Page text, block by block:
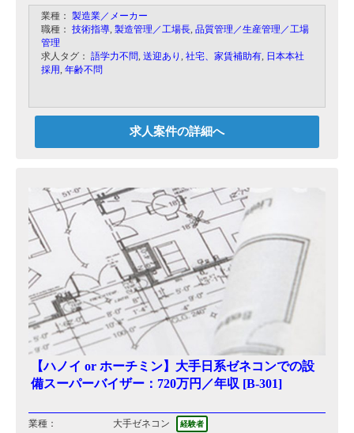
世界的に有名カジュアル服を製造しております。
納品先からは品質チェックのために頻繁に視察に
訪れるため、日本人の目線で同社の基準に合わせ
1工場あたり800人、現場管理者への指示出し、生
業種： 製造業／メーカー
職種： 技術指導, 製造管理／工場長, 品質管理／生産管理／工場
管理
求人タグ： 語学力不問, 送迎あり , 社宅、家賃補助有, 日本本社
採用, 年齢不問
求人案件の詳細へ
【ハノイ or ホーチミン】大手日系ゼネコンでの設
備スーパーバイザー：720万円／年収 [B-301]
業種： 大手ゼネコン 経験者